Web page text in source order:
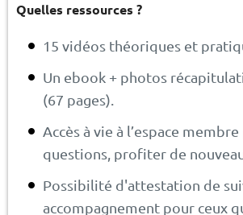
Quelles ressources ?
15 vidéos théoriques et
Un ebook + photos
(67 pages).
Accès à vie à l’espace
questions, profiter de
Possibilité d'attestation de
accompagnement pour ceux